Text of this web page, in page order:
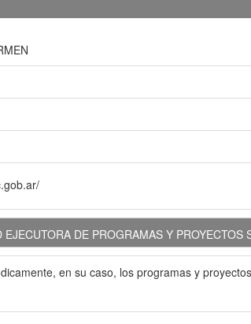
EJECUTORA DE PROGRAMAS Y PROYECTOS
en su caso, los programas y